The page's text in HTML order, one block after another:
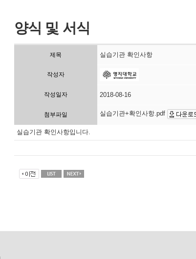
양식 및 서식
제목 실습기관 확인사항
작성자
작성일자 2018-08-16
첨부파일 실습기관+확인사항.pdf
실습기관 확인사항입니다.